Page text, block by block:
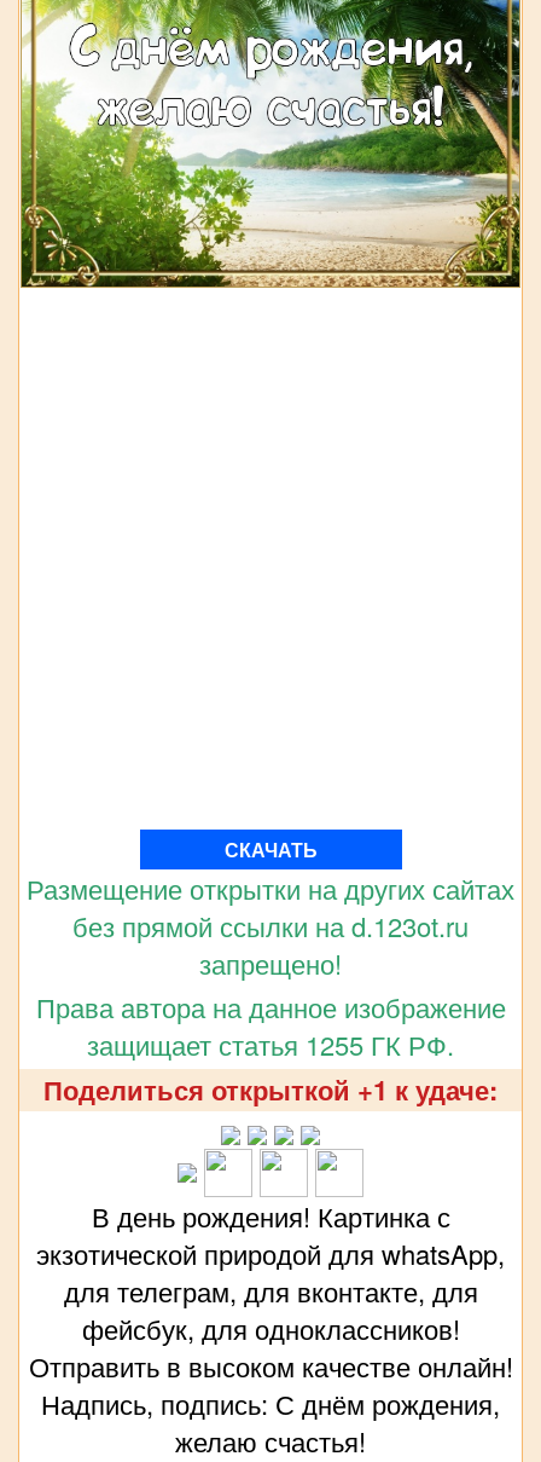
СКАЧАТЬ
Размещение открытки на других сайтах
без прямой ссылки на d.123ot.ru
запрещено!
Права автора на данное изображение
защищает статья 1255 ГК РФ.
Поделиться открыткой +1 к удаче:
В день рождения! Картинка с
экзотической природой для whatsApp,
для телеграм, для вконтакте, для
фейсбук, для одноклассников!
Отправить в высоком качестве онлайн!
Надпись, подпись: С днём рождения,
желаю счастья!